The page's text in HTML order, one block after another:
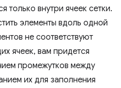
только внутри ячеек сетки.
элементы вдоль одной
не соответствуют
ячеек, вам придется
промежутков между
их для заполнения